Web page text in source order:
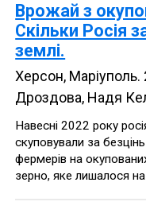
Врожай з
Скільки Росія
землі.
Херсон, Маріуполь.
Дроздова, Надя
Навесні 2022 року
скуповували за
фермерів на
зерно, яке лишалося